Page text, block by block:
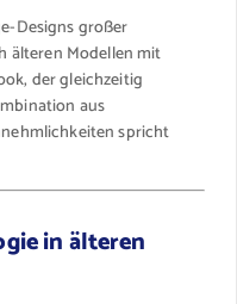
Designs großer
älteren Modellen mit
der gleichzeitig
aus
spricht
in älteren